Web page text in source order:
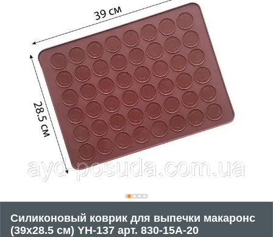
Силиконовый коврик для выпечки макаронс
(39х28.5 см) YH-137 арт. 830-15А-20